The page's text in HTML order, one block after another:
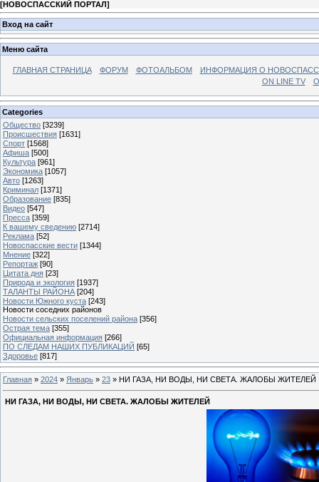
[НОВОСПАССКИЙ ПОРТАЛ]
Вход на сайт
Меню сайта
ГЛАВНАЯ СТРАНИЦА ФОРУМ ФОТОАЛЬБОМ
ИНФОРМАЦИЯ О
ON LINE TV
Categories
Общество [3239]
Происшествия [1631]
Спорт [1568]
Афиша [500]
Культура [961]
Экономика [1057]
Авто [1263]
Криминал [1371]
Образование [835]
Видео [547]
Пресса [359]
К вашему сведению [2714]
Реклама [52]
Новоспасские вести [1344]
Мнение [322]
Репортаж [90]
Цитата дня [23]
Природа и экология [1937]
ТАЛАНТЫ РАЙОНА [204]
Новости Южного куста [243]
Новости соседних районов
Новости сельских поселений района [356]
Острая тема [355]
Официальная информация [266]
ПО СЛЕДАМ НАШИХ ПУБЛИКАЦИЙ [65]
Здоровье [817]
Главная » 2024 » Январь » 23 » НИ ГАЗА, НИ ВОДЫ, НИ СВЕТА. ЖАЛОБЫ ЖИТЕЛЕЙ
НИ ГАЗА, НИ ВОДЫ, НИ СВЕТА. ЖАЛОБЫ ЖИТЕЛЕЙ